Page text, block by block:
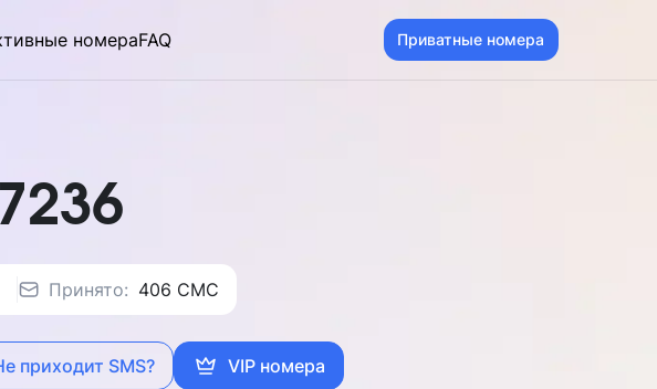
номераFAQ Приватные номера
Принято: 406 CMC
приходит SMS? VIP номера